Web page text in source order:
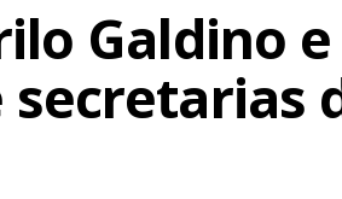
Galdino e